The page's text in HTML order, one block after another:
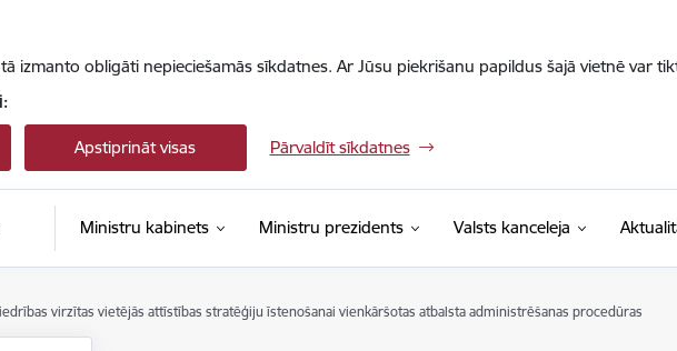
izmanto obligāti nepieciešamās sīkdatnes. Ar Jūsu piekrišanu papildus šajā vietnē var
Apstiprināt visas Pārvaldīt sīkdatnes
Ministru kabinets Ministru prezidents Valsts kanceleja
virzītas vietējās attīstības stratēģiju īstenošanai vienkāršotas atbalsta administrēšanas procedūras